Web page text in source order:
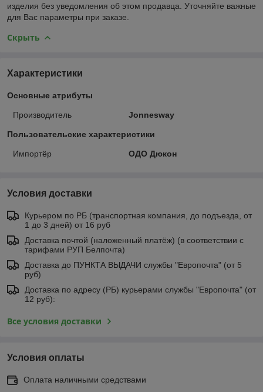
изделия без уведомления об этом продавца. Уточняйте важные
для Вас параметры при заказе.
Скрыть
Характеристики
Основные атрибуты
Производитель Jonnesway
Пользовательские характеристики
Импортёр ОДО Дюкон
Условия доставки
Курьером по РБ (транспортная компания, до подъезда, от
1 до 3 дней) от 16 руб
Доставка почтой (наложенный платёж) (в соответствии с
тарифами РУП Белпочта)
Доставка до ПУНКТА ВЫДАЧИ службы "Европочта" (от 5
руб)
Доставка по адресу (РБ) курьерами службы "Европочта" (от
12 руб):
Все условия доставки
Условия оплаты
Оплата наличными средствами